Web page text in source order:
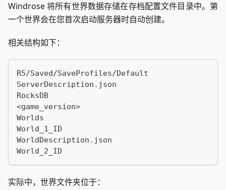
Windrose 将所有世界数据存储在存档配置文件目录中。第
一个世界会在您首次启动服务器时自动创建。
相关结构如下：
R5/Saved/SaveProfiles/Default
ServerDescription.json
RocksDB
<game_version>
Worlds
World_1_ID
WorldDescription.json
World_2_ID
实际中，世界文件夹位于：